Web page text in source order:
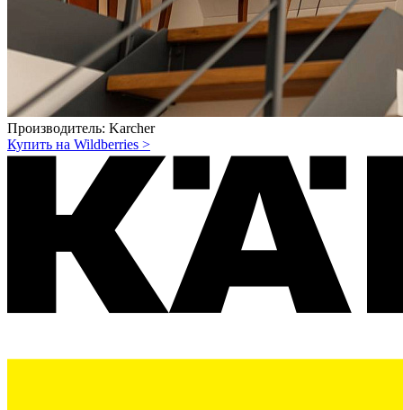
Производитель: Karcher
Купить на Wildberries >